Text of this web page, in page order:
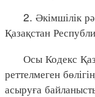
2. Әкімшілік
Қазақстан
Осы Кодекс
реттелмеген
асыруға